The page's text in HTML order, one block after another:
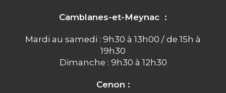
Camblanes-et-Meynac :
Mardi au samedi : 9h30 à 13h00 / de 15h à
19h30
Dimanche : 9h30 à 12h30
Cenon :